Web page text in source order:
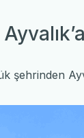
şehrinden